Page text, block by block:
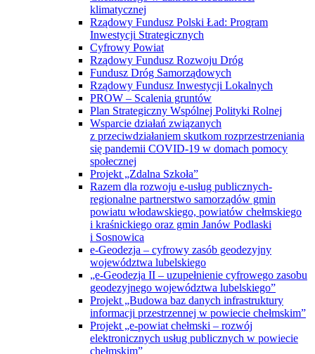
klimatycznej
Rządowy Fundusz Polski Ład: Program
Inwestycji Strategicznych
Cyfrowy Powiat
Rządowy Fundusz Rozwoju Dróg
Fundusz Dróg Samorządowych
Rządowy Fundusz Inwestycji Lokalnych
PROW – Scalenia gruntów
Plan Strategiczny Wspólnej Polityki Rolnej
Wsparcie działań związanych
z przeciwdziałaniem skutkom rozprzestrzeniania
się pandemii COVID-19 w domach pomocy
społecznej
Projekt „Zdalna Szkoła”
Razem dla rozwoju e-usług publicznych-
regionalne partnerstwo samorządów gmin
powiatu włodawskiego, powiatów chełmskiego
i kraśnickiego oraz gmin Janów Podlaski
i Sosnowica
e-Geodezja – cyfrowy zasób geodezyjny
województwa lubelskiego
„e-Geodezja II – uzupełnienie cyfrowego zasobu
geodezyjnego województwa lubelskiego”
Projekt „Budowa baz danych infrastruktury
informacji przestrzennej w powiecie chełmskim”
Projekt „e-powiat chełmski – rozwój
elektronicznych usług publicznych w powiecie
chełmskim”